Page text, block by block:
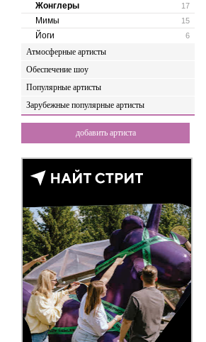
17
Жонглеры
15
Мимы
6
Йоги
Атмосферные артисты
Обеспечение шоу
Популярные артисты
Зарубежные популярные артисты
добавить артиста